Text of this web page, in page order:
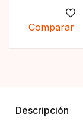
Comparar
Descripción